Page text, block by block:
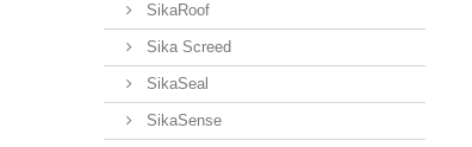
SikaRoof
Sika Screed
SikaSeal
SikaSense